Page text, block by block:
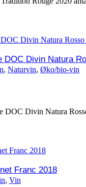
DOC Divin Natura
, Naturvin, Øko/bio-vin
DOC Divin Natura
Franc 2018
, Vin